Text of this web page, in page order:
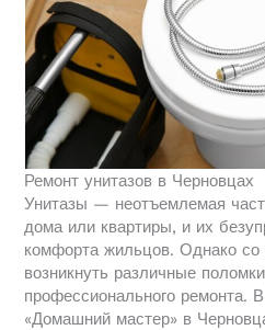
Ремонт унитазов в Черновцах
Унитазы — неотъемлемая
дома или квартиры, и их
комфорта жильцов. Однако со
возникнуть различные
профессионального ремонта.
«Домашний мастер» в